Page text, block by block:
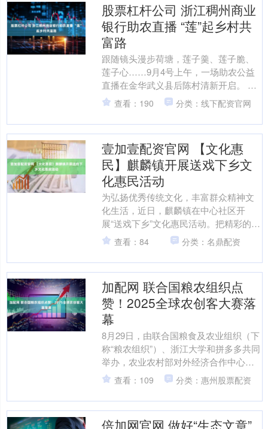
股票杠杆公司 浙江稠州商业
银行助农直播 “莲”起乡村共
富路
跟随镜头漫步荷塘，莲子羹、莲子脆、
莲子心……9月4号上午，一场助农公益
直播在金华武义县后陈村清新开启。 浙
江稠州商业银行金华分行携手乡裕公
司，创新“助农直播+反....
查看：190 分类：线下配资官网
壹加壹配资官网 【文化惠
民】麒麟镇开展送戏下乡文
化惠民活动
为弘扬优秀传统文化，丰富群众精神文
化生活，近日，麒麟镇在中心社区开
展“送戏下乡”文化惠民活动。把精彩的戏
曲演出送到群众“家门口”，让乡亲们在熟
悉的乡音里感受文化....
查看：84 分类：名鼎配资
加配网 联合国粮农组织点
赞！2025全球农创客大赛落
幕
8月29日，由联合国粮食及农业组织（下
称“粮农组织”）、浙江大学和拼多多共同
举办，农业农村部对外经济合作中心、
杭州市滨江区人民政府支持的“2025 年全
球农创客....
查看：109 分类：惠州股票配资
倍加网官网 做好“生态文章”